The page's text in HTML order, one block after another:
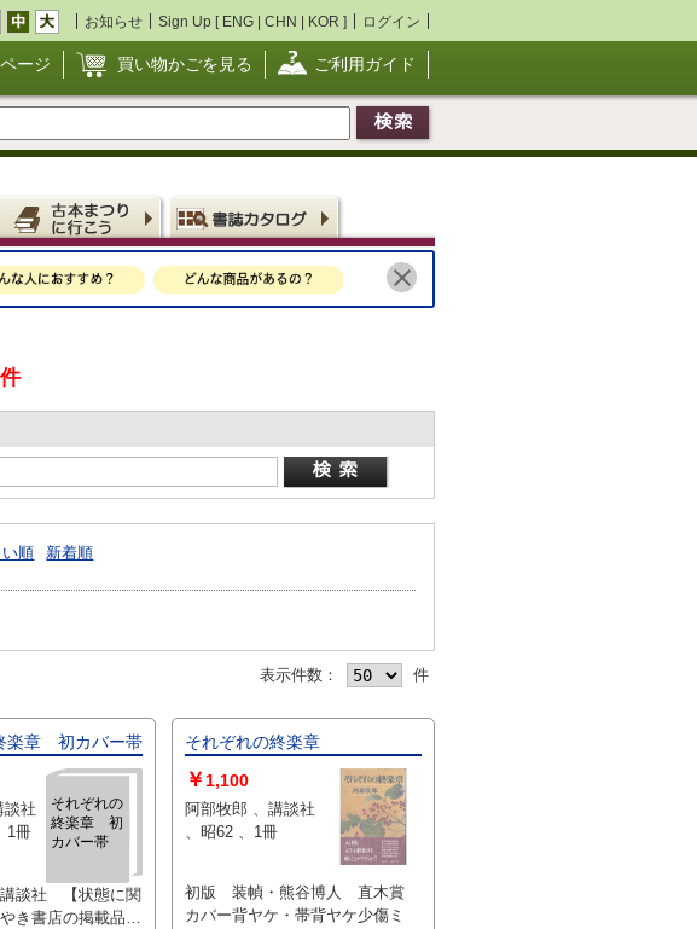
お知らせ Sign Up [ ENG | CHN | KOR ] ログイン
ージ 買い物かごを見る ご利用ガイド
順 新着順
表示件数： 件
楽章 初カバー帯
それぞれの
終楽章 初
カバー帯
、昭62・11 、1冊
談社 【状態に関
き書店の掲載品は
それぞれの終楽章
￥ 1,100
阿部牧郎 、講談社
、昭62 、1冊
初版 装幀・熊谷博人 直木賞
カバー背ヤケ・帯背ヤケ少傷ミ